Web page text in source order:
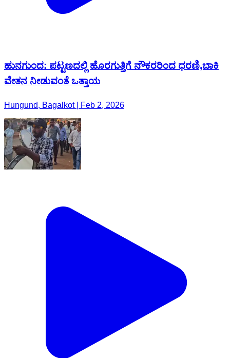
ಹುನಗುಂದ: ಪಟ್ಟಣದಲ್ಲಿ ಹೊರಗುತ್ತಿಗೆ ನೌಕರರಿಂದ ಧರಣಿ,ಬಾಕಿ
ವೇತನ ನೀಡುವಂತೆ ಒತ್ತಾಯ
Hungund, Bagalkot | Feb 2, 2026